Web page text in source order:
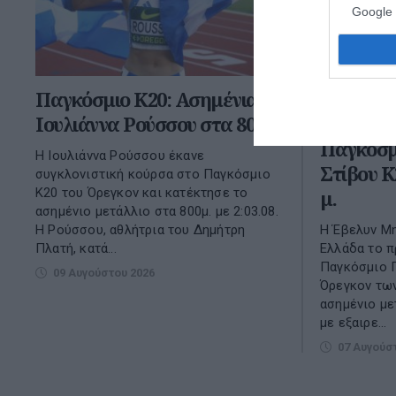
Google
Παγκόσμιο Κ20: Ασημένια η
Ιουλιάννα Ρούσσου στα 800μ.
Η Ιουλιάννα Ρούσσου έκανε
συγκλονιστική κούρσα στο Παγκόσμιο
Κ20 του Όρεγκον και κατέκτησε το
ασημένιο μετάλλιο στα 800μ. με 2:03.08.
Η Ρούσσου, αθλήτρια του Δημήτρη
Πλατή, κατά...
09 Αυγούστου 2026
Στίβου
μ.
Η Έβελυν
Ελλάδα το
Παγκόσμιο
Όρεγκον
ασημένιο
με εξαιρε...
07